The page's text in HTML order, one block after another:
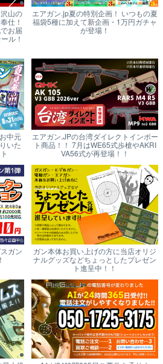
山の
仕！
お届
ル！
エアガン.jp夏の特別企画！ いつもの夏
福袋5種に加えて新企画・1万円ガチャ
が登場！
中元
いた
エアガン.JPの台湾ダイレクトインポー
ト商品！！ 7月はWE65式歩槍やAKRI
VA56式が再登場！！
ガン
ガン本体お買い上げの方に当店オリジ
ナルグッズなどちょっとしたプレゼン
ト進呈中！！